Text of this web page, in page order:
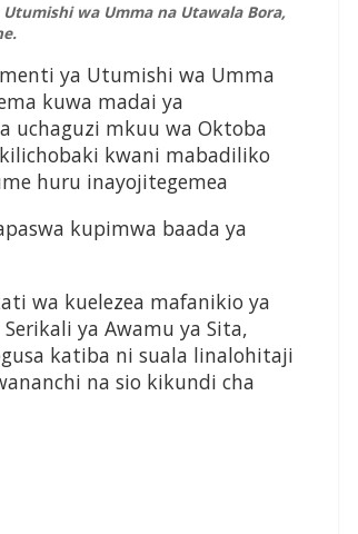
wa Umma na Utawala Bora,
ya Utumishi wa Umma
kuwa madai ya
uchaguzi mkuu wa Oktoba
kwani mabadiliko
huru inayojitegemea
kupimwa baada ya
wa kuelezea mafanikio ya
ya Awamu ya Sita,
katiba ni suala linalohitaji
na sio kikundi cha